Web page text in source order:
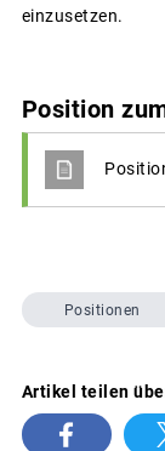
einzusetzen.
Position
Positionen
Artikel teilen